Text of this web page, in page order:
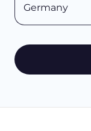
Germany